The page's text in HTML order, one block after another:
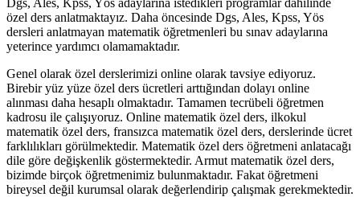
özel ders anlatmaktayız. Daha öncesinde Dgs, Ales, Kpss, Yös
dersleri anlatmayan matematik öğretmenleri bu sınav adaylarına
yeterince yardımcı olamamaktadır.
Genel olarak özel derslerimizi online olarak tavsiye ediyoruz.
Birebir yüz yüze özel ders ücretleri arttığından dolayı online
alınması daha hesaplı olmaktadır. Tamamen tecrübeli öğretmen
kadrosu ile çalışıyoruz. Online matematik özel ders, ilkokul
matematik özel ders, fransızca matematik özel ders, derslerinde ücret
farklılıkları görülmektedir. Matematik özel ders öğretmeni anlatacağı
dile göre değişkenlik göstermektedir. Armut matematik özel ders,
bizimde birçok öğretmenimiz bulunmaktadır. Fakat öğretmeni
bireysel değil kurumsal olarak değerlendirip çalışmak gerekmektedir.